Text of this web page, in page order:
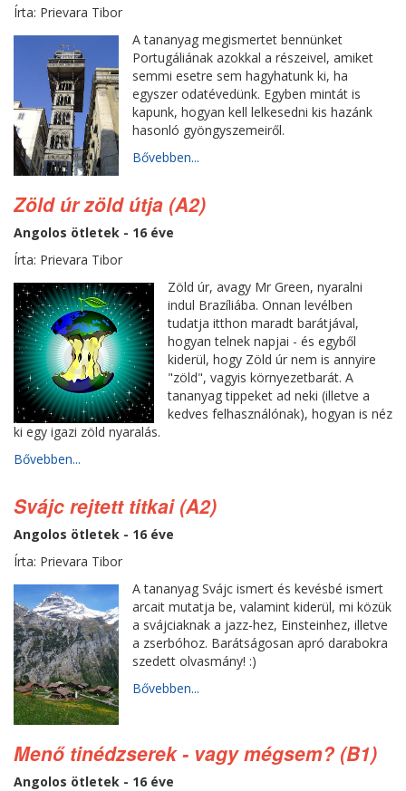
Írta: Prievara Tibor
A tananyag megismertet bennünket
Portugáliának azokkal a részeivel, amiket
semmi esetre sem hagyhatunk ki, ha
egyszer odatévedünk. Egyben mintát is
kapunk, hogyan kell lelkesedni kis hazánk
hasonló gyöngyszemeiről.
Bővebben...
Zöld úr zöld útja (A2)
Angolos ötletek - 16 éve
Írta: Prievara Tibor
Zöld úr, avagy Mr Green, nyaralni
indul Brazíliába. Onnan levélben
tudatja itthon maradt barátjával,
hogyan telnek napjai - és egyből
kiderül, hogy Zöld úr nem is annyire
"zöld", vagyis környezetbarát. A
tananyag tippeket ad neki (illetve a
kedves felhasználónak), hogyan is néz
ki egy igazi zöld nyaralás.
Bővebben...
Svájc rejtett titkai (A2)
Angolos ötletek - 16 éve
Írta: Prievara Tibor
A tananyag Svájc ismert és kevésbé ismert
arcait mutatja be, valamint kiderül, mi közük
a svájciaknak a jazz-hez, Einsteinhez, illetve
a zserbóhoz. Barátságosan apró darabokra
szedett olvasmány! :)
Bővebben...
Menő tinédzserek - vagy mégsem? (B1)
Angolos ötletek - 16 éve